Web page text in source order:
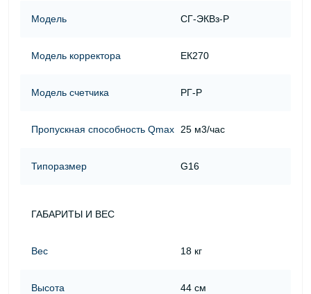
Модель СГ-ЭКВз-Р
Модель корректора ЕК270
Модель счетчика РГ-Р
Пропускная способность Qmax 25 м3/час
Типоразмер G16
ГАБАРИТЫ И ВЕС
Вес 18 кг
Высота 44 см